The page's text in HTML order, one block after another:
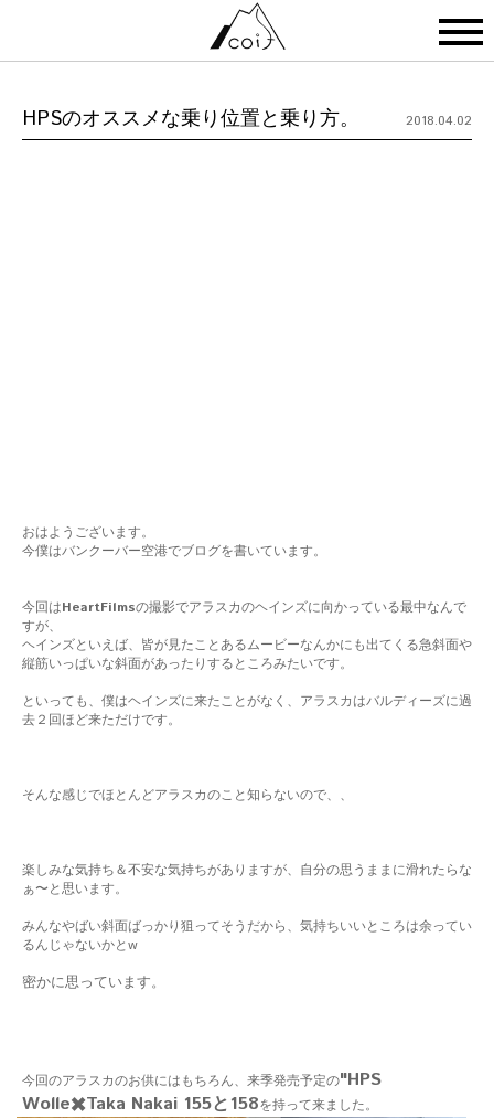
HPSのオススメな乗り位置と乗り方。 2018.04.02
おはようございます。
今僕はバンクーバー空港でブログを書いています。
今回はHeartFilmsの撮影でアラスカのヘインズに向かっている最中なんで
すが、
ヘインズといえば、皆が見たことあるムービーなんかにも出てくる急斜面や
縦筋いっぱいな斜面があったりするところみたいです。
といっても、僕はヘインズに来たことがなく、アラスカはバルディーズに過
去２回ほど来ただけです。
そんな感じでほとんどアラスカのこと知らないので、、
楽しみな気持ち＆不安な気持ちがありますが、自分の思うままに滑れたらな
ぁ〜と思います。
みんなやばい斜面ばっかり狙ってそうだから、気持ちいいところは余ってい
るんじゃないかとw
密かに思っています。
今回のアラスカのお供にはもちろん、来季発売予定の"HPS
Wolle✖️Taka Nakai 155と158を持って来ました。